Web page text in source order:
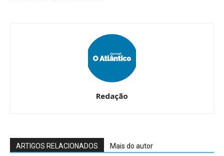
Redação
ARTIGOS RELACIONADOS Mais do autor